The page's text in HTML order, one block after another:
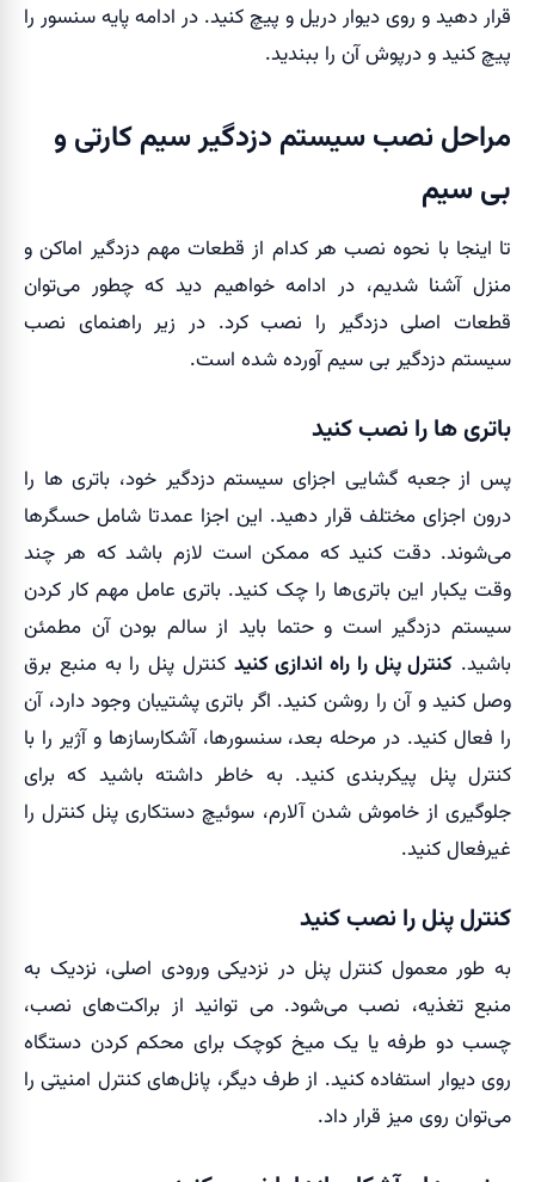
قرار دهید و روی دیوار دریل و پیچ کنید. در ادامه پایه سنسور را
پیچ کنید و درپوش آن را ببندید.
مراحل نصب سیستم دزدگیر سیم کارتی و
بی سیم
تا اینجا با نحوه نصب هر کدام از قطعات مهم دزدگیر اماکن و
منزل آشنا شدیم، در ادامه خواهیم دید که چطور می‌توان
قطعات اصلی دزدگیر را نصب کرد. در زیر راهنمای نصب
سیستم دزدگیر بی سیم آورده شده است.
باتری ها را نصب کنید
پس از جعبه گشایی اجزای سیستم دزدگیر خود، باتری ها را
درون اجزای مختلف قرار دهید. این اجزا عمدتا شامل حسگرها
می‌شوند. دقت کنید که ممکن است لازم باشد که هر چند
وقت یکبار این باتری‌ها را چک کنید. باتری عامل مهم کار کردن
سیستم دزدگیر است و حتما باید از سالم بودن آن مطمئن
باشید. کنترل پنل را راه اندازی کنید کنترل پنل را به منبع برق
وصل کنید و آن را روشن کنید. اگر باتری پشتیبان وجود دارد، آن
را فعال کنید. در مرحله بعد، سنسورها، آشکارسازها و آژیر را با
کنترل پنل پیکربندی کنید. به خاطر داشته باشید که برای
جلوگیری از خاموش شدن آلارم، سوئیچ دستکاری پنل کنترل را
غیرفعال کنید.
کنترل پنل را نصب کنید
به طور معمول کنترل پنل در نزدیکی ورودی اصلی، نزدیک به
منبع تغذیه، نصب می‌شود. می توانید از براکت‌های نصب،
چسب دو طرفه یا یک میخ کوچک برای محکم کردن دستگاه
روی دیوار استفاده کنید. از طرف دیگر، پانل‌های کنترل امنیتی را
می‌توان روی میز قرار داد.